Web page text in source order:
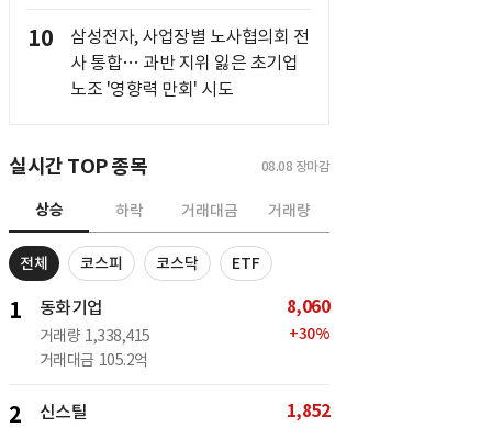
10
삼성전자, 사업장별 노사협의회 전
사 통합… 과반 지위 잃은 초기업
노조 '영향력 만회' 시도
실시간 TOP 종목 08.08 장마감
상승 하락 거래대금 거래량
전체 코스피 코스닥 ETF
1 동화기업
거래량 1,338,415
거래대금 105.2억
8,060
+30%
2 신스틸 1,852